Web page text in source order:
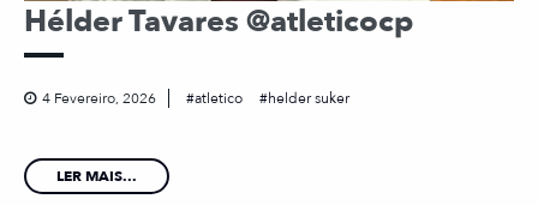
Hélder Tavares @atleticocp
4 Fevereiro, 2026 atletico helder suker
LER MAIS...